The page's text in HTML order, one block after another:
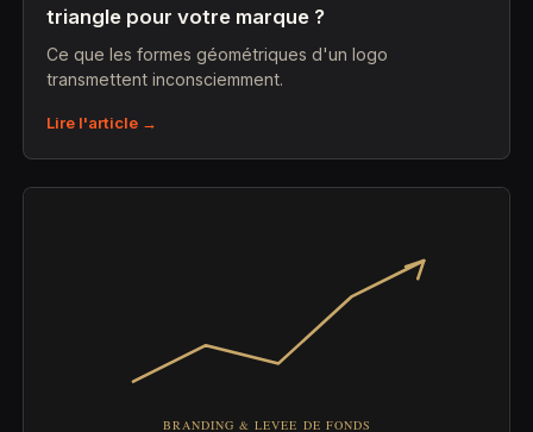
triangle pour votre marque ?
Ce que les formes géométriques d'un logo
transmettent inconsciemment.
Lire l'article →